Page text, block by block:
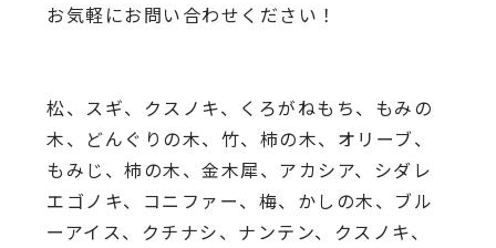
お気軽にお問い合わせください！
松、スギ、クスノキ、くろがねもち、もみの
木、どんぐりの木、 竹、柿の木、オリーブ、
もみじ、柿の木、金木犀、アカシア、 シダレ
エゴノキ、コニファー、梅、かしの木、ブル
ーアイス、 クチナシ、ナンテン、クスノキ、